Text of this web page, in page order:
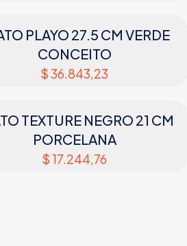
PLAYO 27.5 CM VERDE
CONCEITO
$36.843,23
TEXTURE NEGRO 21 CM
PORCELANA
$ 17.244,76